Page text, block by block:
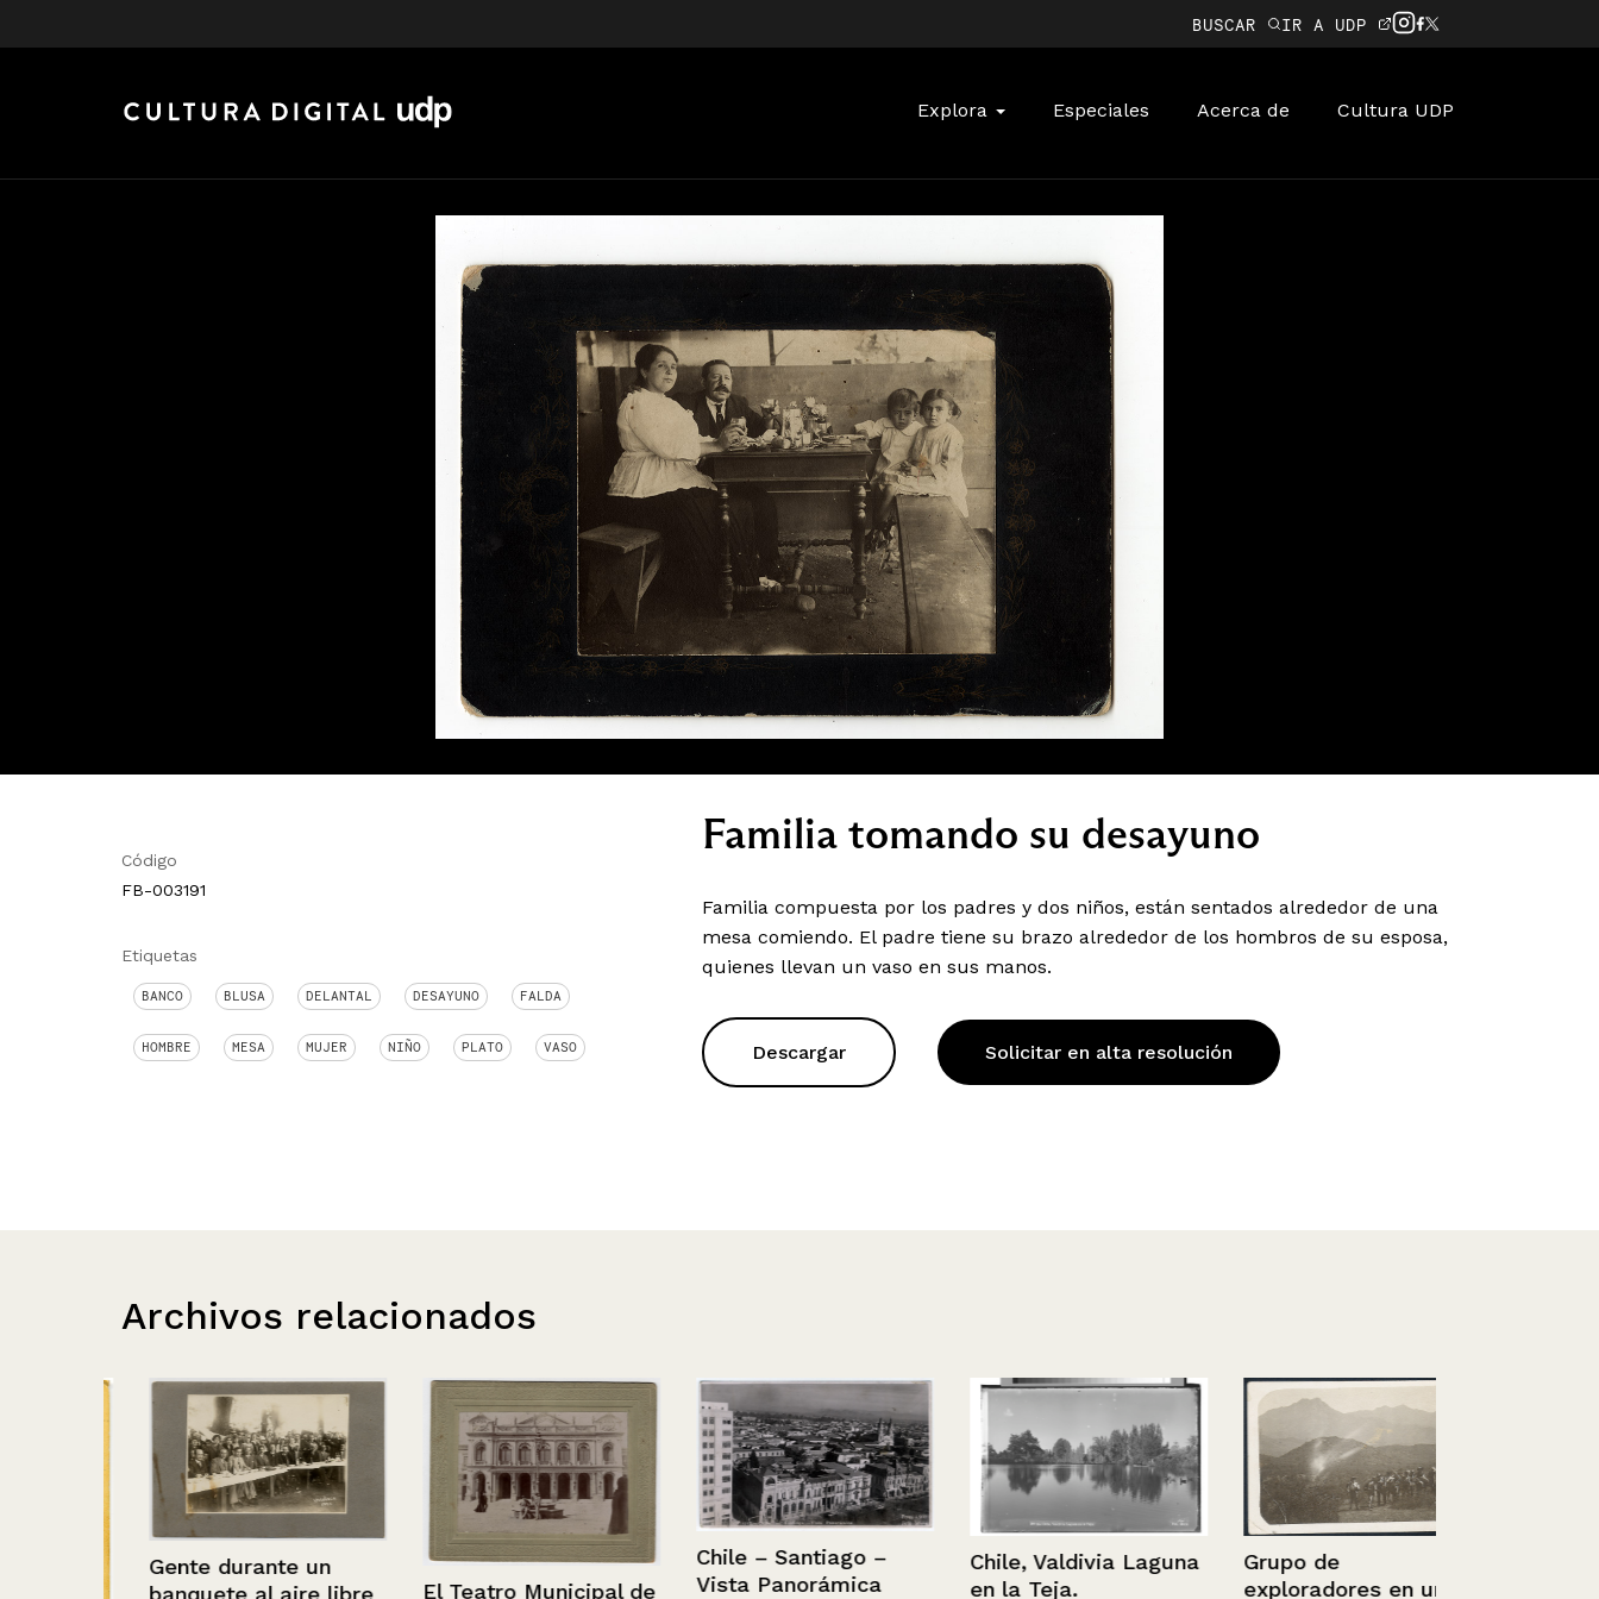
BUSCAR IR A UDP
Explora Especiales Acerca de Cultura UDP
Código
FB-003191
Etiquetas
BANCO BLUSA DELANTAL DESAYUNO FALDA
HOMBRE MESA MUJER NIÑO PLATO VASO
Familia tomando su desayuno
Familia compuesta por los padres y dos niños, están sentados alrededor de una
mesa comiendo. El padre tiene su brazo alrededor de los hombros de su esposa,
quienes llevan un vaso en sus manos.
Descargar Solicitar en alta resolución
Archivos relacionados
Gente durante un
banquete al aire libre
El Teatro Municipal de
Chile – Santiago –
Vista Panorámica
Chile, Valdivia Laguna
en la Teja.
Grupo de
exploradores en un